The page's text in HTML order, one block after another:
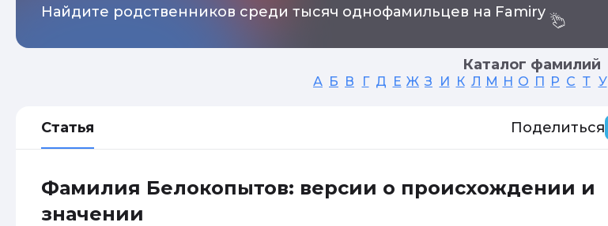
Найдите родственников среди тысяч однофамильцев на Famiry
Каталог фамилий
А Б В Г Д Е Ж З И К Л М Н О П Р С Т У
Статья Поделиться
Фамилия Белокопытов: версии о происхождении и
значении